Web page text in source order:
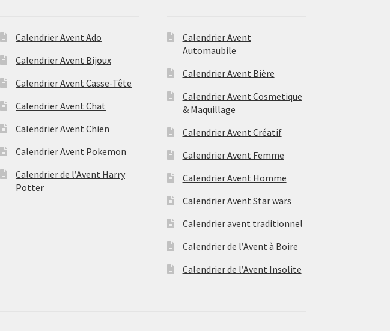
Calendrier Avent Ado
Calendrier Avent Bijoux
Calendrier Avent Casse-Tête
Calendrier Avent Chat
Calendrier Avent Chien
Calendrier Avent Pokemon
Calendrier de l’Avent Harry
Potter
Calendrier Avent
Automaubile
Calendrier Avent Bière
Calendrier Avent Cosmetique
& Maquillage
Calendrier Avent Créatif
Calendrier Avent Femme
Calendrier Avent Homme
Calendrier Avent Star wars
Calendrier avent traditionnel
Calendrier de l’Avent à Boire
Calendrier de l’Avent Insolite